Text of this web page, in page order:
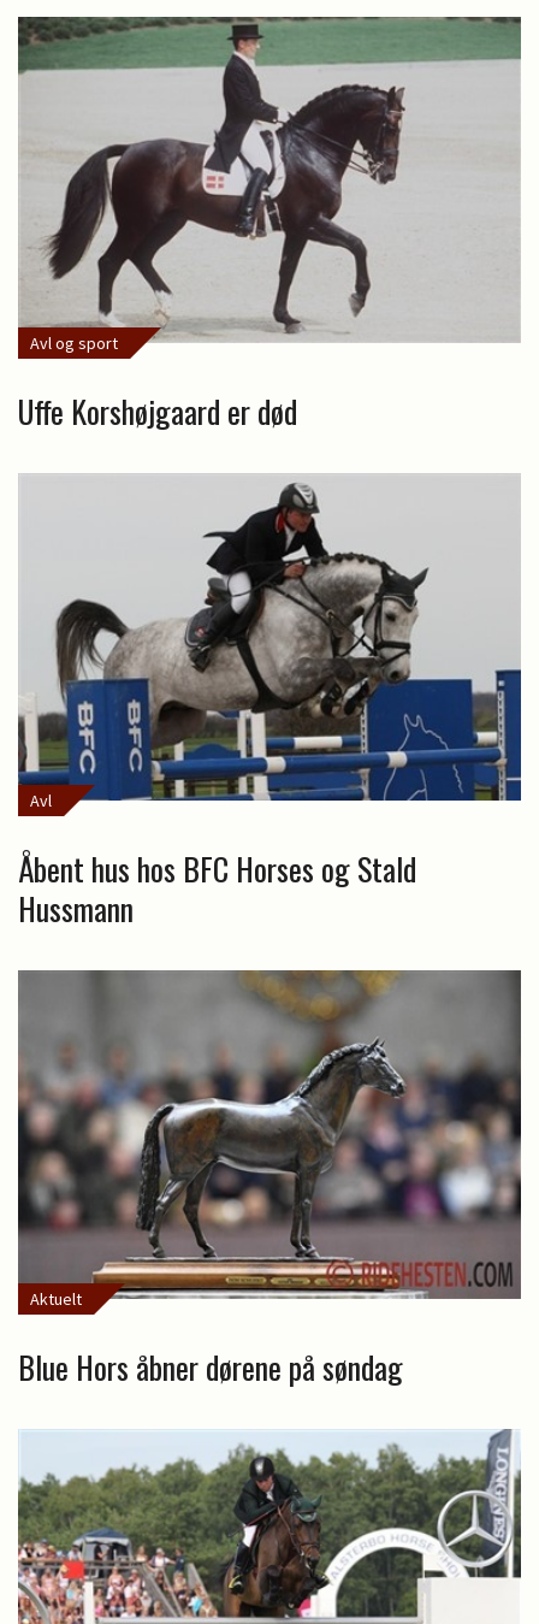
Avl og sport
Uffe Korshøjgaard er død
Avl
Åbent hus hos BFC Horses og Stald
Hussmann
Aktuelt
Blue Hors åbner dørene på søndag